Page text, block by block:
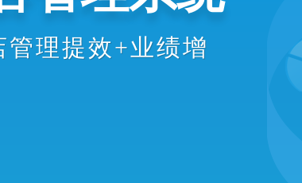
开单收银、会
统计等数智化
效率